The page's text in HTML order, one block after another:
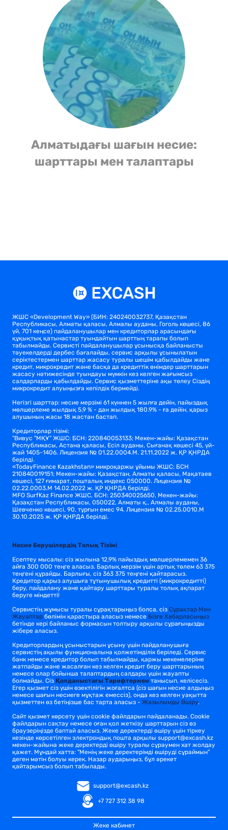
Алматыдағы шағын несие:
шарттары мен талаптары
ЖШС «Development Way» (БИН: 240240032737, Қазақстан
Республикасы, Алматы қаласы, Алмалы ауданы, Гоголь көшесі, 86
үй, 701 кеңсе) пайдаланушылар мен кредиторлар арасындағы
құқықтық қатынастар туындайтын шарттың тарапы болып
табылмайды. Сервисті пайдаланушылар ұсынысқа байланысты
тәуекелдерді дербес бағалайды, сервис арқылы ұсынылатын
серіктестермен шарттар жасасу туралы шешім қабылдайды және
кредит, микрокредит және басқа да кредиттік өнімдер шарттарын
жасасу нәтижесінде туындауы мүмкін кез келген жағымсыз
салдарларды қабылдайды. Сервис қызметтеріне ақы төлеу Сіздің
микрокредит алуыңызға кепілдік бермейді.
Негізгі шарттар: несие мерзімі 61 күннен 5 жылға дейін, пайыздық
мөлшерлеме жылдық 5,9 % - дан жылдық 180.9% - ға дейін, қарыз
алушының жасы 18 жастан бастап.
Кредиторлар тізімі:
"Вивус "МҚҰ" ЖШС: БСН: 220840053133; Мекен-жайы: Қазақстан
Республикасы, Астана қаласы, Есіл ауданы, Сығанақ көшесі 45, үй-
жай 1405-1406. Лицензия № 01.22.0004.M. 21.11.2022 ж. ҚР ҚНРДА
берілді.
«TodayFinance Kazakhstan» микроқаржы ұйымы ЖШС: БСН
210840019151; Мекен-жайы: Қазақстан, Алматы қаласы, Мақатаев
көшесі, 127 ғимарат, пошталық индекс 050000. Лицензия №
02.22.0003.М 14.02.2022 ж. ҚР ҚНРДА берілді.
MFO SurfKaz Finance ЖШС, БСН: 250340025650, Мекен-жайы:
Қазақстан Республикасы, 050022, Алматы қ., Алмалы ауданы,
Шевченко көшесі, 90, тұрғын емес 94. Лицензия № 02.25.0010.М
30.10.2025 ж. ҚР ҚНРДА берілді.
Несие Берушілердің Толық Тізімі
Есептеу мысалы: сіз жылына 12,9% пайыздық мөлшерлемемен 36
айға 300 000 теңге аласыз. Барлық мерзім үшін артық төлем 63 375
теңгені құрайды. Барлығы, сіз 363 375 теңгені қайтарасыз.
Кредитор қарыз алушыға тұтынушылық кредитті (микрокредитті)
беру, пайдалану және қайтару шарттары туралы толық ақпарат
беруге міндетті!
Сервистің жұмысы туралы сұрақтарыңыз болса, сіз Сұрақтар Мен
Жауаптар бөлімін қарастыра аласыз немесе Бізге Хабарласыңыз
бетінде кері байланыс формасын толтыру арқылы сұрағыңызды
жібере аласыз.
Кредиторлардың ұсыныстарын ұсыну үшін пайдаланушыға
сервистің ақылы функционалына қолжетімділік беріледі. Сервис
банк немесе кредитор болып табылмайды, қаржы мекемелеріне
жатпайды және жасалған кез келген кредит беру шарттарының
немесе олар бойынша талаптардың салдары үшін жауапты
болмайды. Сіз Қолданыстағы Тарифтермен танысып, келісесіз.
Егер қызмет сіз үшін өзектілігін жоғалтса (сіз шағын несие алдыңыз
немесе шағын несиеге мұқтаж емессіз), онда кез келген уақытта
қызметтен өз бетіңізше бас тарта аласыз - Жазылымды Өшіру.
Сайт қызмет көрсету үшін cookie файлдарын пайдаланады. Cookie
файлдарын сақтау немесе оған қол жеткізу шарттарын сіз өз
браузеріңізде баптай аласыз. Жеке деректерді өшіру үшін тіркеу
кезінде көрсетілген электрондық пошта арқылы support@excash.kz
мекен-жайына жеке деректерді өшіру туралы сұраумен хат жолдау
қажет. Мұндай хатта: "Менің жеке деректерімді өшіруді сұраймын"
деген мәтін болуы керек. Назар аударыңыз, бұл әрекет
қайтарымсыз болып табылады.
support@excash.kz
+7 727 312 38 98
Жеке кабинет